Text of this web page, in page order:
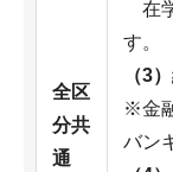
全区
分共
通
在
す。
（3
※金
バン